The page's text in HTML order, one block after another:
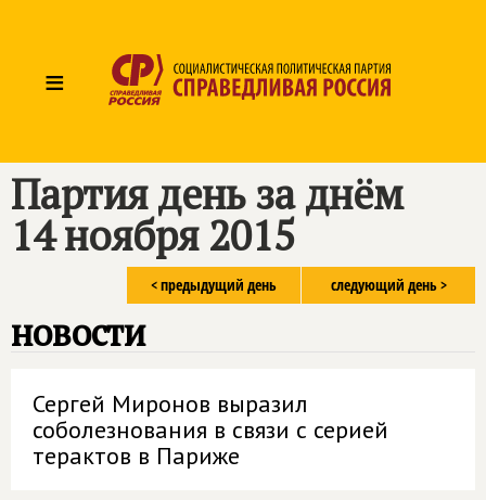
≡
Партия день за днём
14 ноября 2015
следующий день >
< предыдущий день
новости
Сергей Миронов выразил
соболезнования в связи с серией
терактов в Париже